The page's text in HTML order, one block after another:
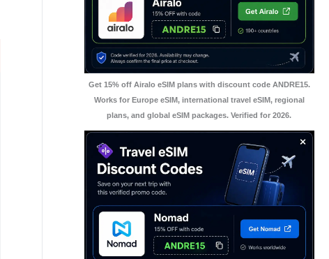
Get 15% off Airalo eSIM plans with discount code ANDRE15.
Works for Europe eSIM, international travel eSIM, regional
plans, and global eSIM packages. Verified for 2026.